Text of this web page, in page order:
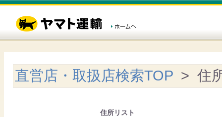
直営店・取扱店検索TOP > 住
住所リスト